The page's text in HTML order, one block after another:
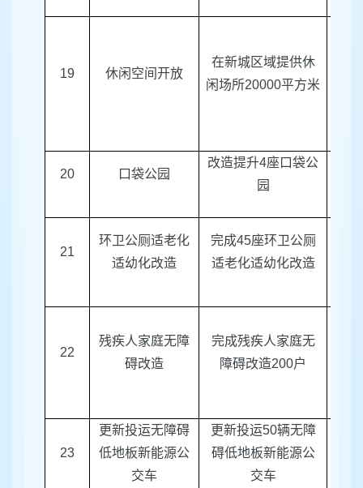
19 休闲空间开放
在新城区域提供休
闲场所20000平方米
20 口袋公园
改造提升4座口袋公
园
21
环卫公厕适老化
适幼化改造
完成45座环卫公厕
适老化适幼化改造
22
残疾人家庭无障
碍改造
完成残疾人家庭无
障碍改造200户
23
更新投运无障碍
低地板新能源公
交车
更新投运50辆无障
碍低地板新能源公
交车